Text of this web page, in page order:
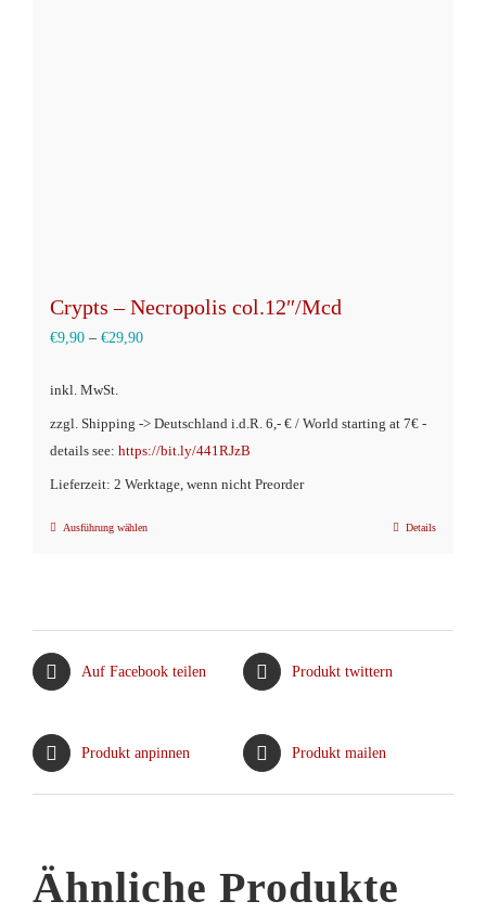
Crypts – Necropolis col.12″/Mcd
€9,90 – €29,90
inkl. MwSt.
zzgl. Shipping -> Deutschland i.d.R. 6,- € / World starting at 7€ -
details see: https://bit.ly/441RJzB
Lieferzeit: 2 Werktage, wenn nicht Preorder
Ausführung wählenDieses
Optionen
gewählt
Details
Auf Facebook teilen Produkt twittern
Produkt anpinnen Produkt mailen
Ähnliche Produkte